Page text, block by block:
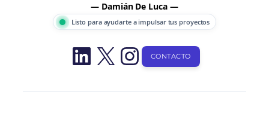
— Damián De Luca —
Listo para ayudarte a impulsar tus proyectos
LinkedIn
X Instagram
CONTACTO